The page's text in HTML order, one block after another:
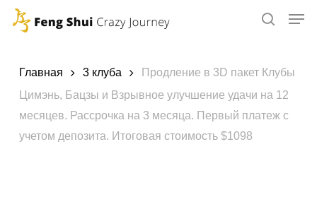
Skip
contentГлавная 3 клуба
Продление в 3D пакет Клубы
Цимэнь, Бацзы и Взрывное улучшение удачи на 12
месяцев. Рассрочка на 3 месяца. Первый платеж с
учетом депозита. Итоговая стоимость $1098